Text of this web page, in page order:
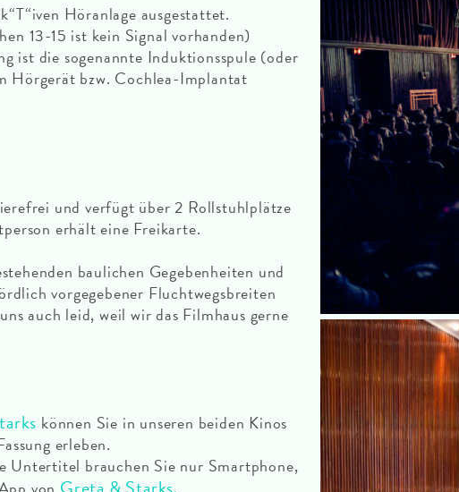
Höranlage ausgestattet.
13-15 ist kein Signal vorhanden)
ist die sogenannte Induktionsspule (oder
Hörgerät bzw. Cochlea-Implantat
und verfügt über 2 Rollstuhlplätze
erhält eine Freikarte.
baulichen Gegebenheiten und
vorgegebener Fluchtwegsbreiten
auch leid, weil wir das Filmhaus gerne
können Sie in unseren beiden Kinos
erleben.
Untertitel brauchen Sie nur Smartphone,